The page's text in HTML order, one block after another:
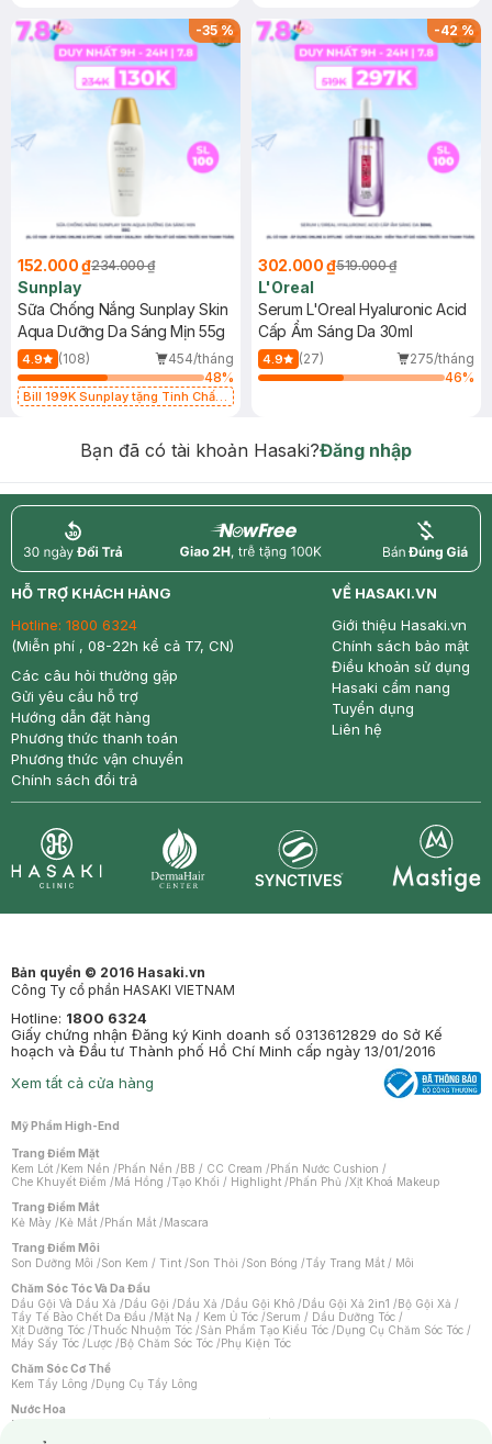
-35%
152.000 ₫234.000 ₫
Sunplay
Sữa Chống Nắng Sunplay Skin
Aqua Dưỡng Da Sáng Mịn 55g
4.9 (108)
454/tháng
48%
Bill 199K Sunplay tặng Tinh Chất
-42%
302.000 ₫519.000 ₫
L'Oreal
Serum L'Oreal Hyaluronic Acid
Cấp Ẩm Sáng Da 30ml
4.9 (27)
275/tháng
46%
Bạn đã có tài khoản Hasaki?Đăng nhập
return nowfree price
HỖ TRỢ KHÁCH HÀNG
Hotline: 1800 6324
(Miễn phí , 08-22h kể cả T7, CN)
Các câu hỏi thường gặp
Gửi yêu cầu hỗ trợ
Hướng dẫn đặt hàng
Phương thức thanh toán
Phương thức vận chuyển
Chính sách đổi trả
VỀ HASAKI.VN
Giới thiệu Hasaki.vn
Chính sách bảo mật
Điều khoản sử dụng
Hasaki cẩm nang
Tuyển dụng
Liên hệ
Bản quyền © 2016 Hasaki.vn
Công Ty cổ phần HASAKI VIETNAM
Hotline: 1800 6324
Giấy chứng nhận Đăng ký Kinh doanh số 0313612829 do Sở Kế
hoạch và Đầu tư Thành phố Hồ Chí Minh cấp ngày 13/01/2016
Xem tất cả cửa hàng
Mỹ Phẩm High-End
Trang Điểm Mặt
Kem Lót /Kem Nền /Phấn Nền /BB / CC Cream /Phấn Nước Cushion /
Che Khuyết Điểm /Má Hồng /Tạo Khối / Highlight /Phấn Phủ /Xịt Khoá Makeup
Trang Điểm Mắt
Kẻ Mày /Kẻ Mắt /Phấn Mắt /Mascara
Trang Điểm Môi
Son Dưỡng Môi /Son Kem / Tint /Son Thỏi /Son Bóng /Tẩy Trang Mắt / Môi
Chăm Sóc Tóc Và Da Đầu
Dầu Gội Và Dầu Xả /Dầu Gội /Dầu Xả /Dầu Gội Khô /Dầu Gội Xả 2in1 /Bộ Gội Xả /
Tẩy Tế Bào Chết Da Đầu /Mặt Nạ / Kem Ủ Tóc /Serum / Dầu Dưỡng Tóc /
Xịt Dưỡng Tóc /Thuốc Nhuộm Tóc /Sản Phẩm Tạo Kiểu Tóc /Dụng Cụ Chăm Sóc Tóc /
Máy Sấy Tóc /Lược /Bộ Chăm Sóc Tóc /Phụ Kiện Tóc
Chăm Sóc Cơ Thể
Kem Tẩy Lông /Dụng Cụ Tẩy Lông
Nước Hoa
Nước Hoa Nữ